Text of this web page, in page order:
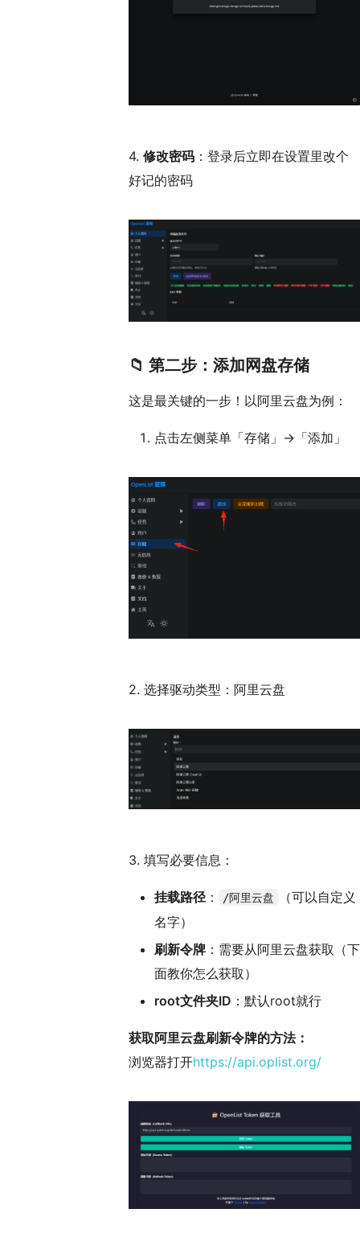
4. 修改密码 ：登录后立即在设置里改个
好记的密码
📁 第二步：添加网盘存储
这是最关键的一步！以阿里云盘为例：
点击左侧菜单「存储」→「添加」
2. 选择驱动类型：阿里云盘
3. 填写必要信息：
挂载路径 ： /阿里云盘
（可以自定义
名字）
刷新令牌 ：需要从阿里云盘获取（下
面教你怎么获取）
root文件夹ID ：默认root就行
获取阿里云盘刷新令牌的方法：
浏览器打开https://api.oplist.org/